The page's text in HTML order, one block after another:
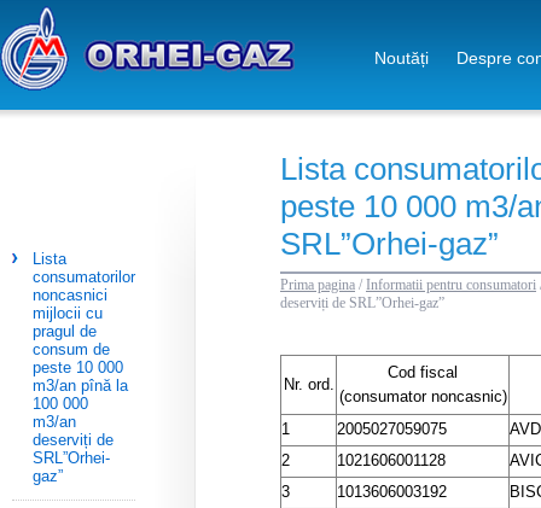
Noutăți Despre
Lista
consumatorilor
noncasnici
mijlocii cu
pragul de
consum de
peste 10 000
m3/an pînă la
100 000
m3/an
deserviți de
SRL”Orhei-
gaz”
Lista
peste 10 000 m3/
SRL”Orhei-gaz”
Prima pagina / Informatii pentru consumatori
deserviți de SRL”Orhei-gaz”
Nr. ord.
Cod fiscal
(consumator noncasnic)
1
2005027059075
2
1021606001128
3
1013606003192